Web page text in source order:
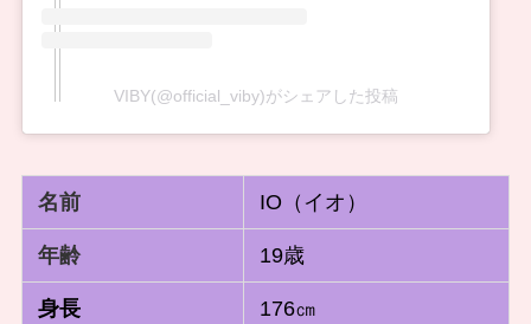
VIBY(@official_viby)がシェアした投稿
名前 IO（イオ）
年齢 19歳
身長 176㎝